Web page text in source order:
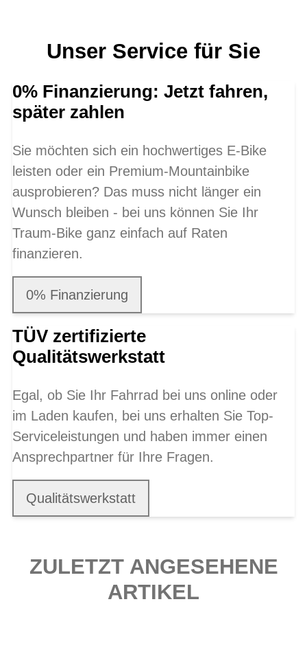
Unser Service für Sie
0% Finanzierung: Jetzt fahren,
später zahlen
Sie möchten sich ein hochwertiges E-Bike
leisten oder ein Premium-Mountainbike
ausprobieren? Das muss nicht länger ein
Wunsch bleiben - bei uns können Sie Ihr
Traum-Bike ganz einfach auf Raten
finanzieren.
0% Finanzierung
TÜV zertifizierte
Qualitätswerkstatt
Egal, ob Sie Ihr Fahrrad bei uns online oder
im Laden kaufen, bei uns erhalten Sie Top-
Serviceleistungen und haben immer einen
Ansprechpartner für Ihre Fragen.
Qualitätswerkstatt
ZULETZT ANGESEHENE
ARTIKEL